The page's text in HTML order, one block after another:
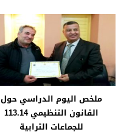
ملخص اليوم الدراسي حول
القانون التنظيمي 113.14
للجماعات الترابية